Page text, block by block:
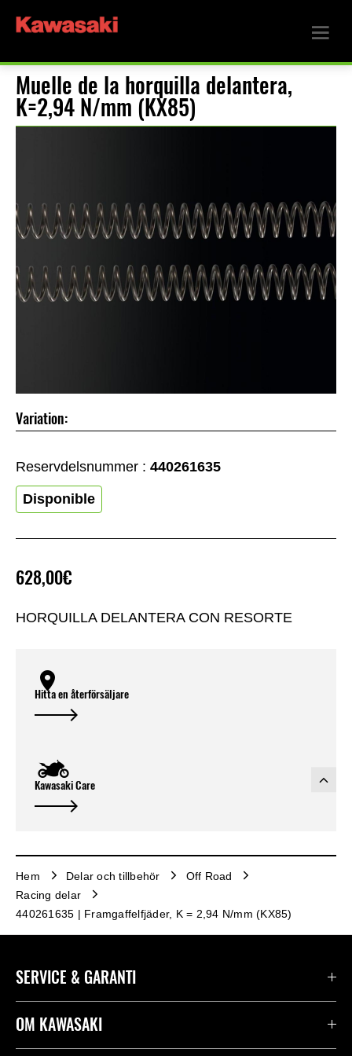
Muelle de la horquilla delantera,
K=2,94 N/mm (KX85)
HORQUILLA DELANTERA CON RESORTE
628,00€
Variation:
Reservdelsnummer : 440261635
Disponible
Hitta en återförsäljare
Kawasaki Care
Hem Delar och tillbehör
Off Road
Racing delar
440261635 | Framgaffelfjäder, K = 2,94 N/mm (KX85)
SERVICE & GARANTI
Kontakta oss
OM KAWASAKI